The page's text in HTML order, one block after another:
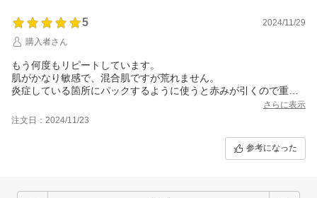
5
2024/11/29
購入者さん
もう何度もリピートしています。
肌がかなり敏感で、混合肌ですが荒れません。
炎症している箇所にパックするように使うと赤みが引くので重宝
さらに表示
注文日：2024/11/23
参考になった